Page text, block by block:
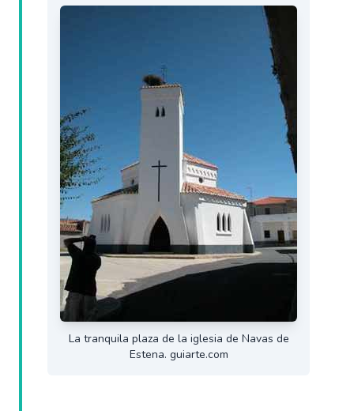
La tranquila plaza de la iglesia de Navas de
Estena. guiarte.com